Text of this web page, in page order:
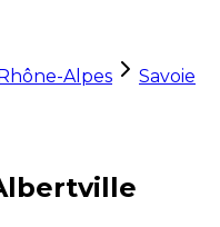
Alpes
Savoie